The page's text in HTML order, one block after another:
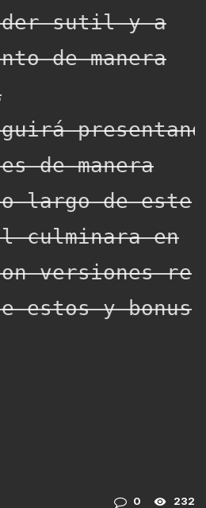
sutil y a
de manera
de manera
largo de este
culminara en
versiones re
estos y bonus
0 232